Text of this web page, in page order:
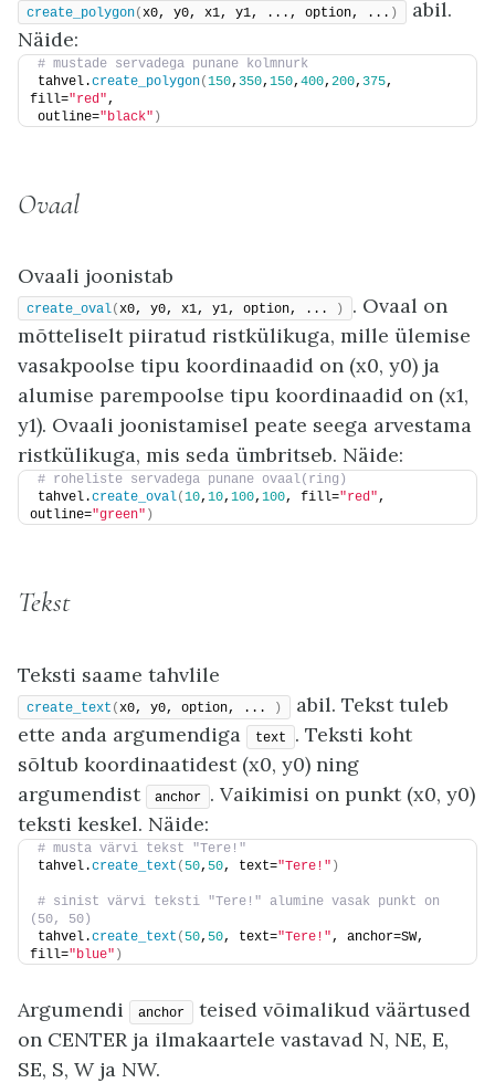
create_polygon(x0, y0, x1, y1, ..., option, ... )
abil.
Näide:
# mustade servadega punane kolmnurk
tahvel.create_polygon(150, 350, 150, 400, 200, 375,
fill="red",
outline="black" )
Ovaal
Ovaali joonistab
create_oval(x0, y0, x1, y1, option, ... )
. Ovaal on
mõtteliselt piiratud ristkülikuga, mille ülemise
vasakpoolse tipu koordinaadid on (x0, y0) ja
alumise parempoolse tipu koordinaadid on (x1,
y1). Ovaali joonistamisel peate seega arvestama
ristkülikuga, mis seda ümbritseb. Näide:
# roheliste servadega punane ovaal(ring)
tahvel.create_oval(10, 10, 100, 100, fill="red",
outline="green" )
Tekst
Teksti saame tahvlile
create_text (x0, y0, option, ... )
abil. Tekst tuleb
ette anda argumendiga
text
. Teksti koht
sõltub koordinaatidest (x0, y0) ning
argumendist
anchor
. Vaikimisi on punkt (x0, y0)
teksti keskel. Näide:
# musta värvi tekst "Tere!"
tahvel.create_text ( 50, 50, text="Tere!" )
# sinist värvi teksti "Tere!" alumine vasak punkt on
(50, 50)
tahvel.create_text ( 50, 50, text="Tere!", anchor=SW,
fill="blue" )
Argumendi anchor
teised võimalikud väärtused
on CENTER ja ilmakaartele vastavad N, NE, E,
SE, S, W ja NW.